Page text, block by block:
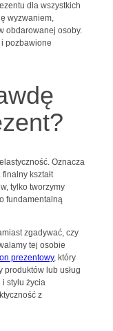
dla wszystkich
wyzwaniem,
obdarowanej osoby.
pozbawione
Oznacza
kształt
tylko tworzymy
fundamentalną
zgadywać, czy
tej osobie
prezentowy, który
lub usług
stylu życia
z